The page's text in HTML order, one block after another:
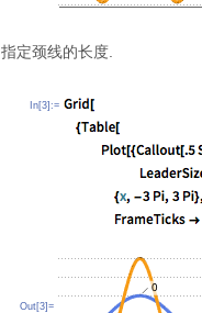
指定颈线的长度.
In[3]:=
Out[3]=